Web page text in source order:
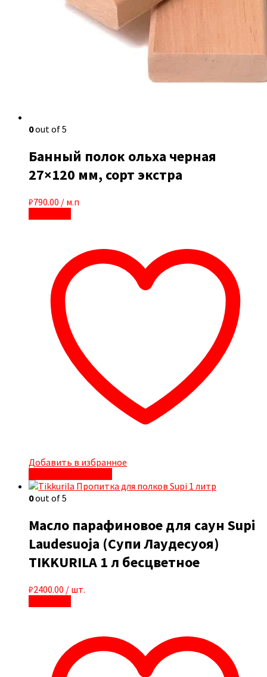
0out of 5
Банный полок ольха черная
27×120 мм, сорт экстра
₽790.00 / м.п
Добавить в избранное
0out of 5
Масло парафиновое для саун Supi
Laudesuoja (Супи Лаудесуоя)
TIKKURILA 1 л бесцветное
₽2400.00 / шт.